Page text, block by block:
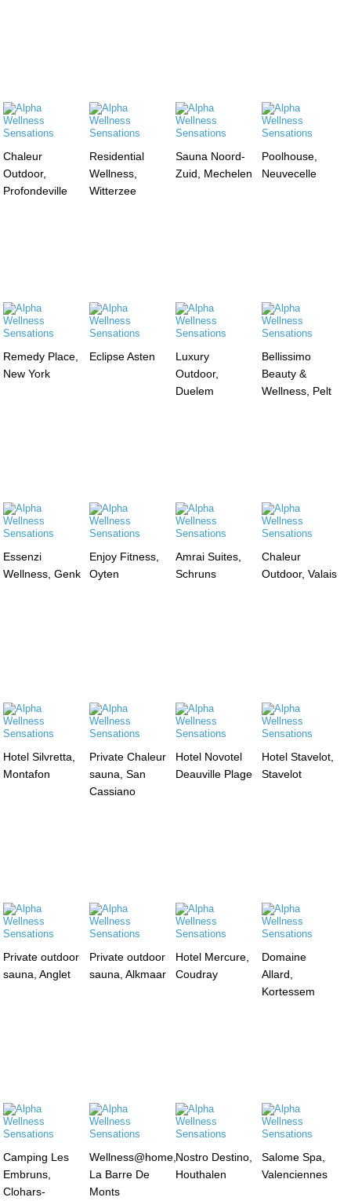
Chaleur
Outdoor,
Profondeville
Residential
Wellness,
Witterzee
Sauna Noord-
Zuid, Mechelen
Poolhouse,
Neuvecelle
Remedy Place,
New York
Eclipse Asten
Luxury
Outdoor,
Duelem
Bellissimo
Beauty &
Wellness, Pelt
Essenzi
Wellness, Genk
Enjoy Fitness,
Oyten
Amrai Suites,
Schruns
Chaleur
Outdoor, Valais
Hotel Silvretta,
Montafon
Private Chaleur
sauna, San
Cassiano
Hotel Novotel
Deauville Plage
Hotel Stavelot,
Stavelot
Private outdoor
sauna, Anglet
Private outdoor
sauna, Alkmaar
Hotel Mercure,
Coudray
Domaine
Allard,
Kortessem
Camping Les
Embruns,
Clohars-
Wellness@home,
La Barre De
Monts
Nostro Destino,
Houthalen
Salome Spa,
Valenciennes